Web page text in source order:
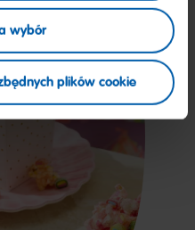
wybór
plików cookie